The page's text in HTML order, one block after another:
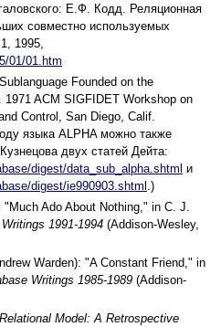
Е.Ф. Кодд. Реляционная
совместно используемых
1995,
01/01.htm
Founded on the
1971 ACM SIGFIDET Workshop on
Control, San Diego, Calif.
языка ALPHA можно также
двух статей Дейта:
digest/data_sub_alpha.shtml и
digest/ie990903.shtml .)
Ado About Nothing," in C. J.
1991-1994 (Addison-Wesley,
Warden): "A Constant Friend," in
Writings 1985-1989 (Addison-
Model: A Retrospective